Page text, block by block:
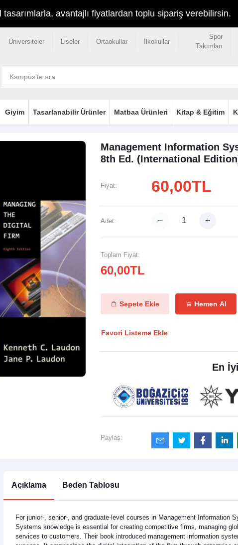
avantajlı fiyatlardan toplu sipariş verebilirsin.
Üniversiteler Liseler Ortaokullar İlkokullar
Spor
Takımları
Giyim Tasarlanabilir Ürünler Matbaa Ürünleri Kitap & Eğitim
Management Information
8th Ed. (International
Fiyat: 60,00TL
Adet:
Toplam Fiyat:
60,00TL
Sepete Ekle Hemen Al
Favori Listeme Ekle
En
Paylaş:
Açıklama Beden Tablosu
For junior-, senior-, and graduate-level courses in Management Information
Systems knowledge is essential for creating competitive firms, managing
services to customers. Their book introduced management information